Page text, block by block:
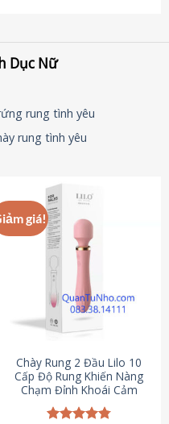
Dục Nữ
rung tình yêu
rung tình yêu
giá!
Chày Rung 2 Đầu Lilo 10
Cấp Độ Rung Khiến Nàng
Chạm Đỉnh Khoái Cảm